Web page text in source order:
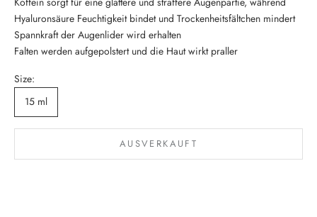
Hyaluronsäure Feuchtigkeit bindet und Trockenheitsfältchen mindert
Spannkraft der Augenlider wird erhalten
Falten werden aufgepolstert und die Haut wirkt praller
Size:
15 ml
AUSVERKAUFT